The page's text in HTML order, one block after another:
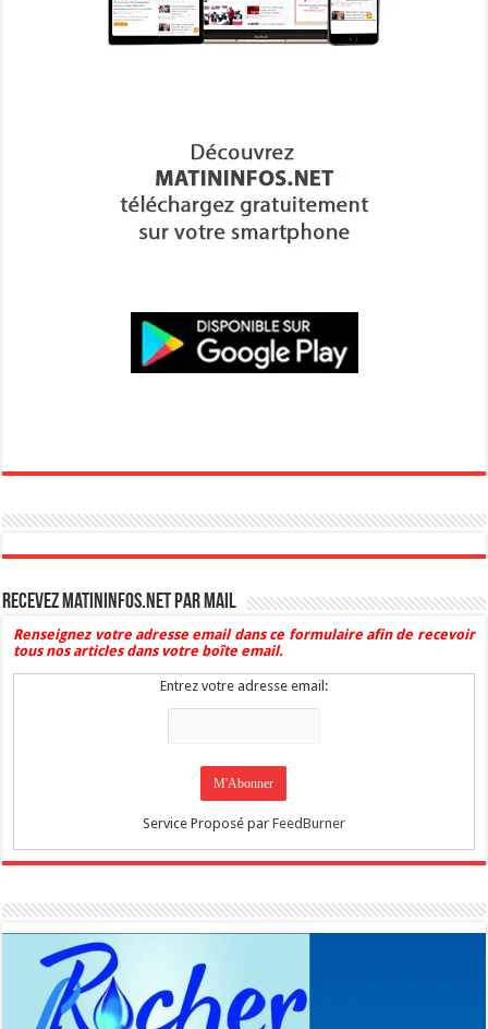
Recevez Matininfos.net par mail
Renseignez votre adresse email dans ce formulaire afin de recevoir
tous nos articles dans votre boîte email.
Entrez votre adresse email:
Service Proposé par FeedBurner